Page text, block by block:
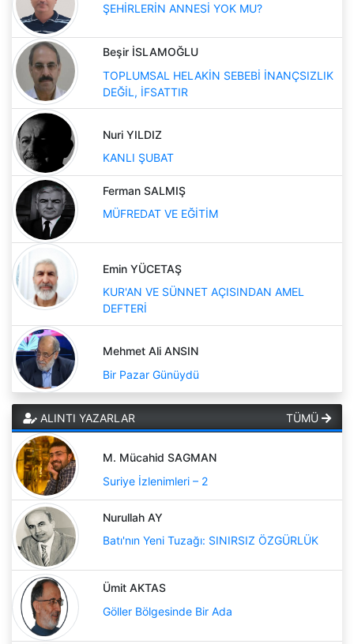
ŞEHİRLERİN ANNESİ YOK MU?
Beşir İSLAMOĞLU
TOPLUMSAL HELAKİN SEBEBİ İNANÇSIZLIK
DEĞİL, İFSATTIR
Nuri YILDIZ
KANLI ŞUBAT
Ferman SALMIŞ
MÜFREDAT VE EĞİTİM
Emin YÜCETAŞ
KUR'AN VE SÜNNET AÇISINDAN AMEL
DEFTERİ
Mehmet Ali ANSIN
Bir Pazar Günüydü
ALINTI YAZARLAR TÜMÜ
M. Mücahid SAGMAN
Suriye İzlenimleri – 2
Nurullah AY
Batı'nın Yeni Tuzağı: SINIRSIZ ÖZGÜRLÜK
Ümit AKTAS
Göller Bölgesinde Bir Ada